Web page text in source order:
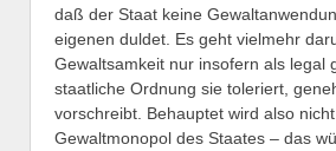
daß der Staat keine
eigenen duldet. Es geht vielmehr
Gewaltsamkeit nur insofern als legal
staatliche Ordnung sie toleriert,
vorschreibt. Behauptet wird also
Gewaltmonopol des Staates – das